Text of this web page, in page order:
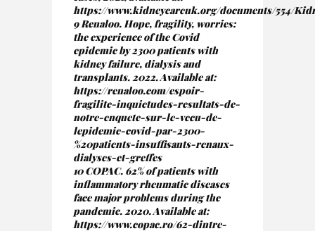
https://www.kidneycareuk.org/documents/554/
9 Renaloo. Hope, fragility, worries:
the experience of the Covid
epidemic by 2300 patients with
kidney failure, dialysis and
transplants. 2022. Available at:
https://renaloo.com/espoir-
fragilite-inquietudes-resultats-de-
notre-enquete-sur-le-vecu-de-
lepidemie-covid-par-2300-
%20patients-insuffisants-renaux-
dialyses-et-greffes
10 COPAC. 62% of patients with
inflammatory rheumatic diseases
face major problems during the
pandemic. 2020. Available at:
https://www.copac.ro/62-dintre-